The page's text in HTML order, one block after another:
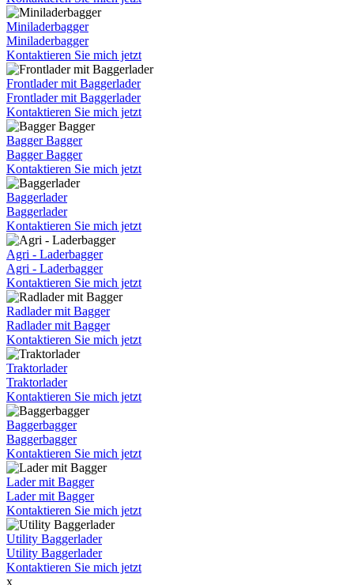
Miniladerbagger
Miniladerbagger
Kontaktieren Sie mich jetzt
Frontlader mit Baggerlader
Frontlader mit Baggerlader
Kontaktieren Sie mich jetzt
Bagger Bagger
Bagger Bagger
Kontaktieren Sie mich jetzt
Baggerlader
Baggerlader
Kontaktieren Sie mich jetzt
Agri - Laderbagger
Agri - Laderbagger
Kontaktieren Sie mich jetzt
Radlader mit Bagger
Radlader mit Bagger
Kontaktieren Sie mich jetzt
Traktorlader
Traktorlader
Kontaktieren Sie mich jetzt
Baggerbagger
Baggerbagger
Kontaktieren Sie mich jetzt
Lader mit Bagger
Lader mit Bagger
Kontaktieren Sie mich jetzt
Utility Baggerlader
Utility Baggerlader
Kontaktieren Sie mich jetzt
x